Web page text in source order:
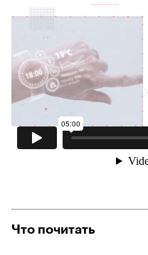
Что почитать